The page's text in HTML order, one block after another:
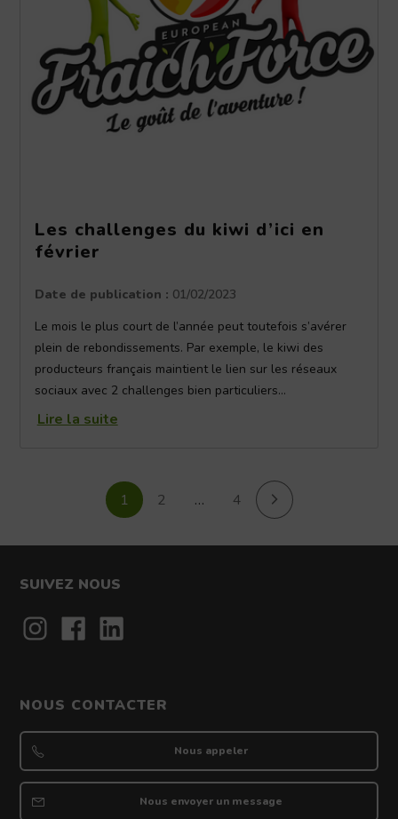
Les challenges du kiwi d’ici en
février
Date de publication : 01/02/2023
Le mois le plus court de l’année peut toutefois s’avérer
plein de rebondissements. Par exemple, le kiwi des
producteurs français maintient le lien sur les réseaux
sociaux avec 2 challenges bien particuliers…
Lire la suite
1 2 … 4
SUIVEZ NOUS
Contact
NOUS CONTACTER
Nous appeler
Nous envoyer un message